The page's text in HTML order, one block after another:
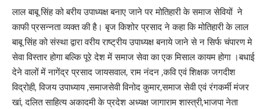
लाल बाबू सिंह को बरीय उपाध्यक्ष बनाए जाने पर मोतिहारी के समाज सेवियों ने
काफी प्रसन्नता व्यक्त की है। बृज किशोर प्रसाद ने कहा कि मोतिहारी के लाल
बाबू सिंह को संस्था द्वारा वरीय राष्ट्रीय उपाध्यक्ष बनाये जाने से न सिर्फ चंपारण मे
सेवा विस्तार होगा बल्कि पूरे देश में समाज सेवा का एक मिसाल कायम होगा ।बधाई
देने वालों में नागेंद्र प्रसाद जायसवाल, राम नंदन ,कवि एवं शिक्षक जगदीश
विद्रोही, विजय उपाध्याय ,समाजसेवी विनोद कुमार,समाज सेवी एवं रंगकर्मी मंजर
खां, दलित साहित्य अकादमी के प्रदेश अध्यक्ष जागाराम शास्त्री,भाजपा नेता